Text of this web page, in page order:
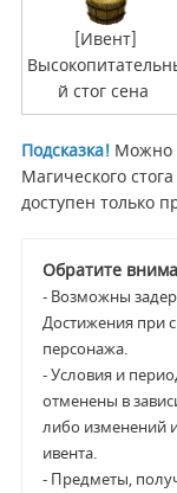
[Ивент]
й стог сена
Подсказка!Можно
Магического
доступен только
Обратите
- Возможны
Достижения при
персонажа.
- Условия и
отменены в
либо изменений
ивента.
- Предметы,